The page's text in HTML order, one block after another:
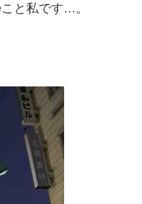
と私です…。